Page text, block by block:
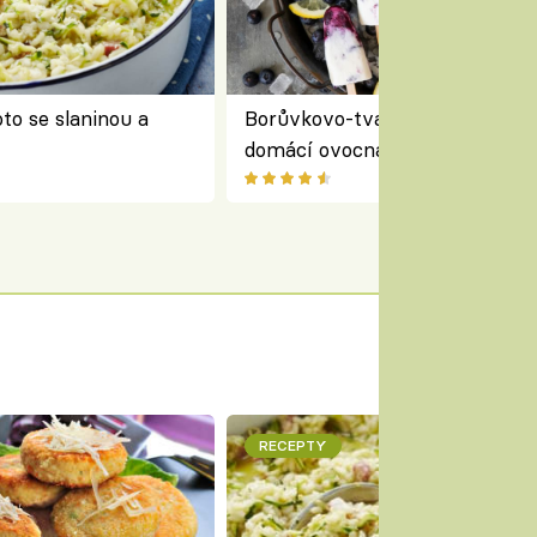
se slaninou a
Borůvkovo-tvarohové nanuky
domácí ovocná zmrzlina na
RECEPTY